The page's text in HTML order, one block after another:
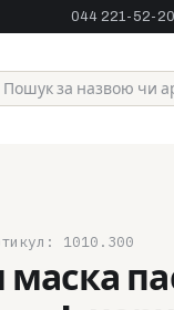
044 221-52-20
маска
1010.300